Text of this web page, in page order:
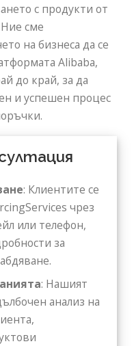
с продукти от
сме
на бизнеса да се
Alibaba,
до край, за да
и успешен процес
: Клиентите се
чрез
или телефон,
за
: Нашият
анализ на